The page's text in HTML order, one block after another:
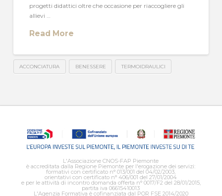
progetti didattici oltre che occasione per riaccogliere gli
allievi …
Read More
ACCONCIATURA BENESSERE TERMOIDRAULICI
L'Associazione CNOS-FAP Piemonte
è accreditata dalla Regione Piemonte per l'erogazione dei servizi:
formativi con certificato n° 013/001 del 04/02/2003,
orientativi con certificato n° 406/001 del 27/01/2004
e per le attività di incontro domanda offerta n° 0017/F2 del 28/01/2015,
partita iva 06615410013
L'Agenzia Formativa è cofinanziata dal POR FSE 2014/2020